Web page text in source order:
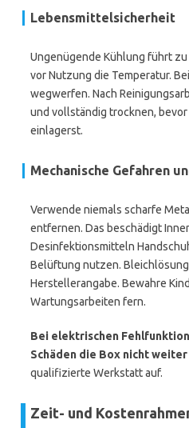
Lebensmittelsicherheit
Ungenügende Kühlung führt
vor Nutzung die Temperatur.
wegwerfen. Nach
und vollständig trocknen,
einlagerst.
Mechanische Gefahren
Verwende niemals scharfe
entfernen. Das beschädigt
Desinfektionsmitteln
Belüftung nutzen.
Herstellerangabe. Bewahre
Wartungsarbeiten fern.
Bei elektrischen
Schäden die Box nicht
qualifizierte Werkstatt auf.
Zeit- und